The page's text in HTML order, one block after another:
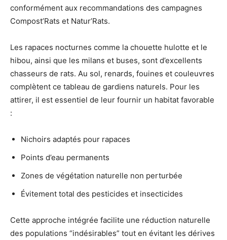
conformément aux recommandations des campagnes
Compost’Rats et Natur’Rats.
Les rapaces nocturnes comme la chouette hulotte et le
hibou, ainsi que les milans et buses, sont d’excellents
chasseurs de rats. Au sol, renards, fouines et couleuvres
complètent ce tableau de gardiens naturels. Pour les
attirer, il est essentiel de leur fournir un habitat favorable
:
Nichoirs adaptés pour rapaces
Points d’eau permanents
Zones de végétation naturelle non perturbée
Évitement total des pesticides et insecticides
Cette approche intégrée facilite une réduction naturelle
des populations “indésirables” tout en évitant les dérives